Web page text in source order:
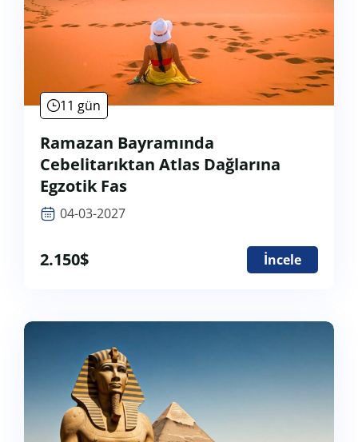
11 gün
Ramazan Bayramında
Cebelitarıktan Atlas Dağlarına
Egzotik Fas
04-03-2027
2.150$ İncele